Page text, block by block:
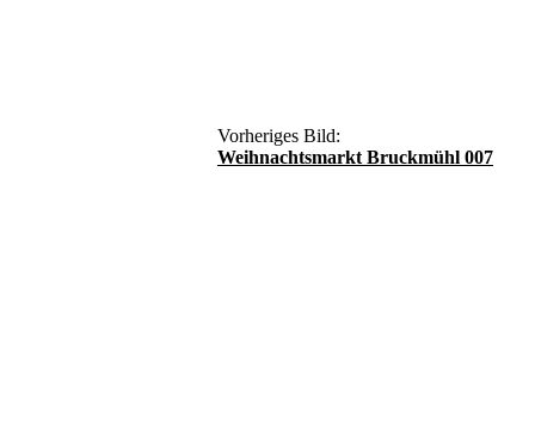
Vorheriges Bild:
Weihnachtsmarkt Bruckmühl 007